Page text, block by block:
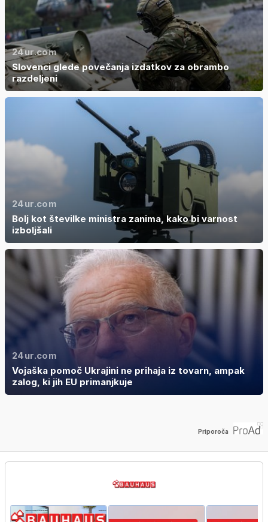
24ur.com
Slovenci glede povečanja izdatkov za obrambo
razdeljeni
24ur.com
Bolj kot številke ministra zanima, kako bi varnost
izboljšali
24ur.com
Vojaška pomoč Ukrajini ne prihaja iz tovarn, ampak
zalog, ki jih EU primanjkuje
Priporoča